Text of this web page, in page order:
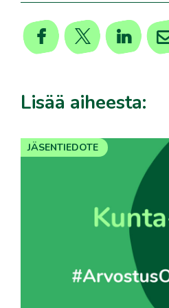
Lisää aiheesta:
JÄSENTIEDOTE